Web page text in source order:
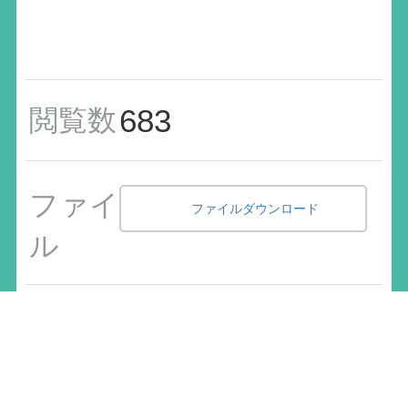
閲覧数683
ファイ
ル
ファイルダウンロード